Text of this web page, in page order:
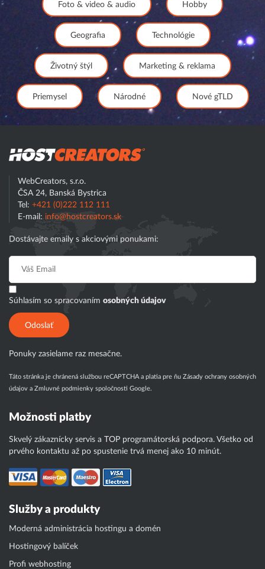
Foto & video & audio Hobby
Geografia Technológie
Životný štýl Marketing & reklama
Priemysel Národné Nové gTLD
WebCreators, s.r.o.
ČSA 24, Banská Bystrica
Tel: +421 (0)222 112 111
E-mail: info@hostcreators.sk
Dostávajte emaily s akciovými ponukami:
Súhlasím so spracovaním osobných údajov
Odoslať
Ponuky zasielame raz mesačne.
Táto stránka je chránená službou reCAPTCHA a platia pre ňu Zásady ochrany osobných
údajov a Zmluvné podmienky spoločnosti Google.
Možnosti platby
Skvelý zákaznícky servis a TOP programátorská podpora. Všetko od
prvého kontaktu až po spustenie trvá menej ako 10 minút.
Služby a produkty
Moderná administrácia hostingu a domén
Hostingový balíček
Profi webhosting